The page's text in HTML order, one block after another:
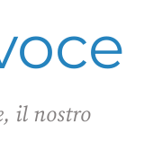
il nostro